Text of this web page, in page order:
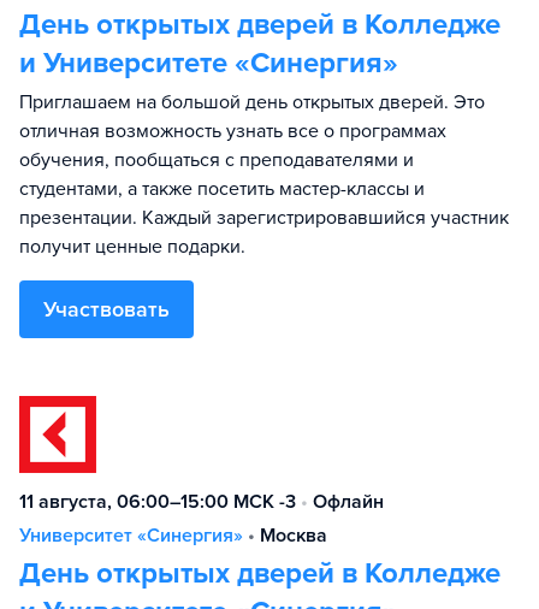
День открытых дверей в Колледже
и Университете «Синергия»
Приглашаем на большой день открытых дверей. Это
отличная возможность узнать все о программах
обучения, пообщаться с преподавателями и
студентами, а также посетить мастер-классы и
презентации. Каждый зарегистрировавшийся участник
получит ценные подарки.
Участвовать
11 августа, 06:00–15:00 МСК -3 • Офлайн
Университет «Синергия» • Москва
День открытых дверей в Колледже